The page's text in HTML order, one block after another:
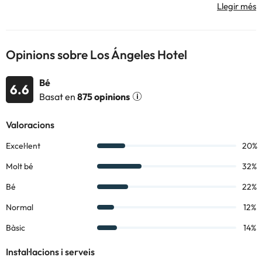
L'hotel disposa d'una varietat de serveis perquè la vostra estada
Les habitacions disposen de TV, aire condicionat, caixa forta i
bany complet amb dutxa o banyera i assecador.
No esperis més per gaudir d'unes vacances úniques a
Angeles Hotel
consultar les vostres tarifes directament a l'establiment. Tota la
l'allotjament. Si tens dubtes, contacta'ns.
Opinions sobre Los Ángeles Hotel
6.6
Bé
Basat en 875 opinions